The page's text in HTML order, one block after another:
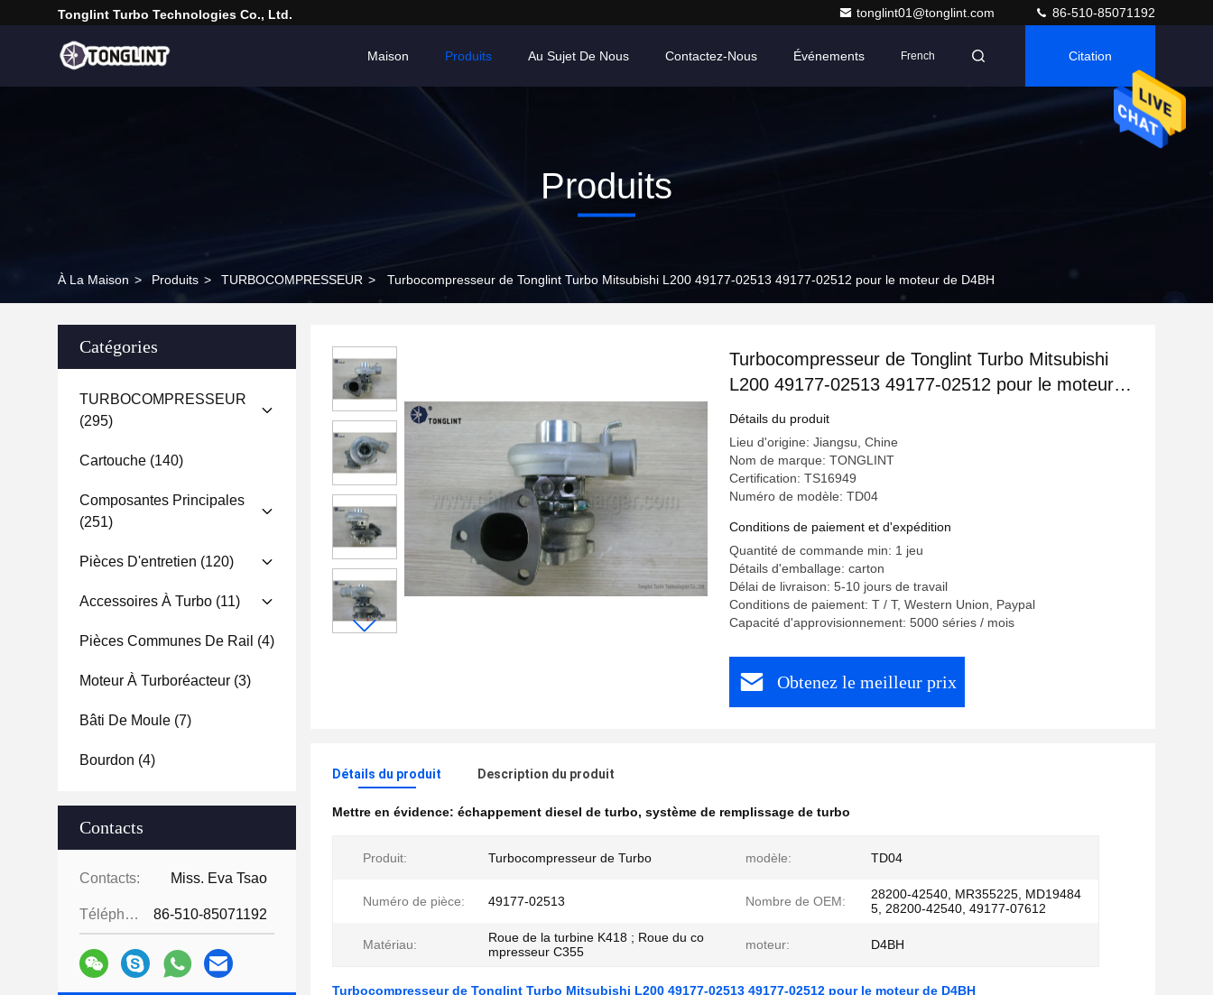
Tonglint Turbo Technologies Co., Ltd. tonglint01@tonglint.com 86-510-85071192
Maison Produits Au Sujet De Nous Contactez-Nous Événements French Citation
Produits
À La Maison > Produits > TURBOCOMPRESSEUR > Turbocompresseur de Tonglint Turbo Mitsubishi L200 49177-02513 49177-02512 pour le moteur de D4BH
Catégories
TURBOCOMPRESSEUR
(295)
Cartouche (140)
Composantes Principales
(251)
Pièces D'entretien (120)
Accessoires À Turbo (11)
Pièces Communes De Rail (4)
Moteur À Turboréacteur (3)
Bâti De Moule (7)
Bourdon (4)
Contacts
Contacts: Miss. Eva Tsao
Téléphone: 86-510-85071192
Turbocompresseur de Tonglint Turbo Mitsubishi
L200 49177-02513 49177-02512 pour le moteur
de D4BH
Détails du produit
Lieu d'origine: Jiangsu, Chine
Nom de marque: TONGLINT
Certification: TS16949
Numéro de modèle: TD04
Conditions de paiement et d'expédition
Quantité de commande min: 1 jeu
Détails d'emballage: carton
Délai de livraison: 5-10 jours de travail
Conditions de paiement: T / T, Western Union, Paypal
Capacité d'approvisionnement: 5000 séries / mois
Obtenez le meilleur prix
Détails du produit Description du produit
Mettre en évidence: échappement diesel de turbo, système de remplissage de turbo
Produit: Turbocompresseur de Turbo modèle: TD04
Numéro de pièce: 49177-02513 Nombre de OEM:
28200-42540, MR355225, MD19484
5, 28200-42540, 49177-07612
Matériau:
Roue de la turbine K418 ; Roue du co
mpresseur C355
moteur: D4BH
Turbocompresseur de Tonglint Turbo Mitsubishi L200 49177-02513 49177-02512 pour le moteur de D4BH